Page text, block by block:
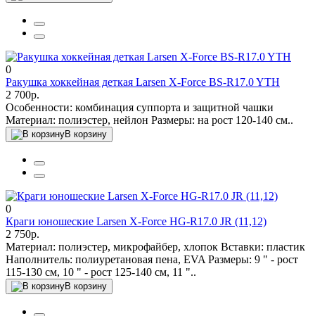
0
Ракушка хоккейная деткая Larsen X-Force BS-R17.0 YTH
2 700р.
Особенности: комбинация суппорта и защитной чашки
Материал: полиэстер, нейлон Размеры: на рост 120-140 см..
В корзину
0
Краги юношеские Larsen X-Force HG-R17.0 JR (11,12)
2 750р.
Материал: полиэстер, микрофайбер, хлопок Вставки: пластик
Наполнитель: полиуретановая пена, EVA Размеры: 9 " - рост
115-130 см, 10 " - рост 125-140 см, 11 "..
В корзину